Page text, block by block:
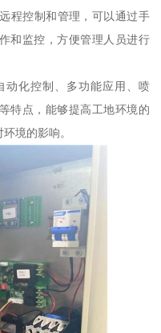
程控制和管理，可以通过手
和监控，方便管理人员进行
动化控制、多功能应用、喷
特点，能够提高工地环境的
境的影响。